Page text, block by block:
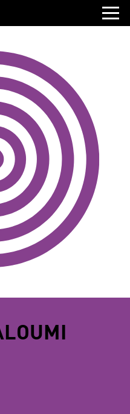
TYPE
ÉCOLE
TAILLE
ANNÉE DE NAISSANCE